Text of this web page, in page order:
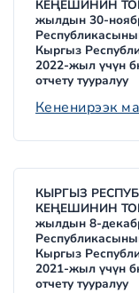
КЕҢЕШИНИН
жылдын 30-
Кыргыз
2022-жыл үчүн
отчету тууралуу
Кененирээк
КЫРГЫЗ
КЕҢЕШИНИН
жылдын 8-
Кыргыз
2021-жыл үчүн
отчету тууралуу